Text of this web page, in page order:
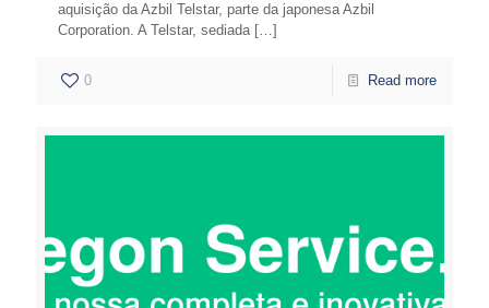
aquisição da Azbil Telstar, parte da japonesa Azbil
Corporation. A Telstar, sediada[…]
0 Read more